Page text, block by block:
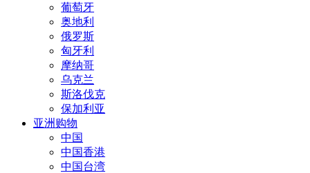
葡萄牙
奥地利
俄罗斯
匈牙利
摩纳哥
乌克兰
斯洛伐克
保加利亚
亚洲购物
中国
中国香港
中国台湾